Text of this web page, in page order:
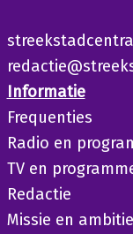
Informatie
Frequenties
Radio en
TV en
Redactie
Missie en